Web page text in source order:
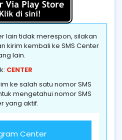
lain tidak merespon, silakan
kirim kembali ke SMS Center
lain.
CENTER
ke salah satu nomor SMS
mengetahui nomor SMS
yang aktif.
Center